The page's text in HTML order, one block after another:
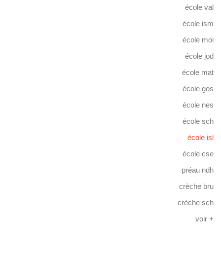
école val
école ism
école moi
école jod
école mat
école gos
école nes
école sch
école isl
école cse
préau ndh
crèche bru
crèche sch
voir +